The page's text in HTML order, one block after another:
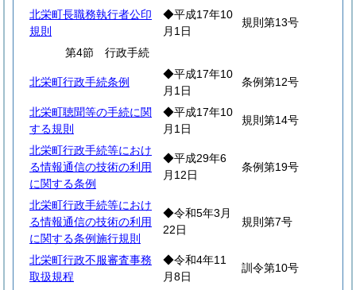
北栄町長職務執行者公印
規則
◆平成17年10
月1日
規則第13号
第4節 行政手続
北栄町行政手続条例
◆平成17年10
月1日
条例第12号
北栄町聴聞等の手続に関
する規則
◆平成17年10
月1日
規則第14号
北栄町行政手続等におけ
る情報通信の技術の利用
に関する条例
◆平成29年6
月12日
条例第19号
北栄町行政手続等におけ
る情報通信の技術の利用
に関する条例施行規則
◆令和5年3月
22日
規則第7号
北栄町行政不服審査事務
取扱規程
◆令和4年11
月8日
訓令第10号